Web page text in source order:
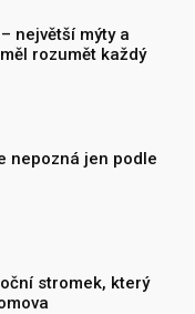
největší mýty a
rozumět každý
nepozná jen podle
stromek, který